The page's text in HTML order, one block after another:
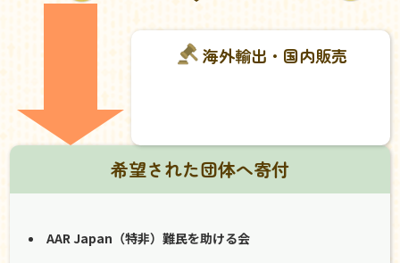
海外輸出・国内販売
希望された団体へ寄付
AAR Japan（特非）難民を助ける会